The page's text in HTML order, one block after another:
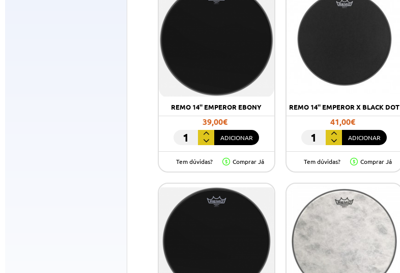
REMO 14'' EMPEROR EBONY
39,00€
Remo
14''
Emperor
Ebony
ADICIONAR
Tem dúvidas? Comprar Já
REMO 14'' EMPEROR X BLACK DOT
41,00€
REMO
14''
EMPEROR
X
BLACK
DOT
ADICIONAR
Tem dúvidas? Comprar Já